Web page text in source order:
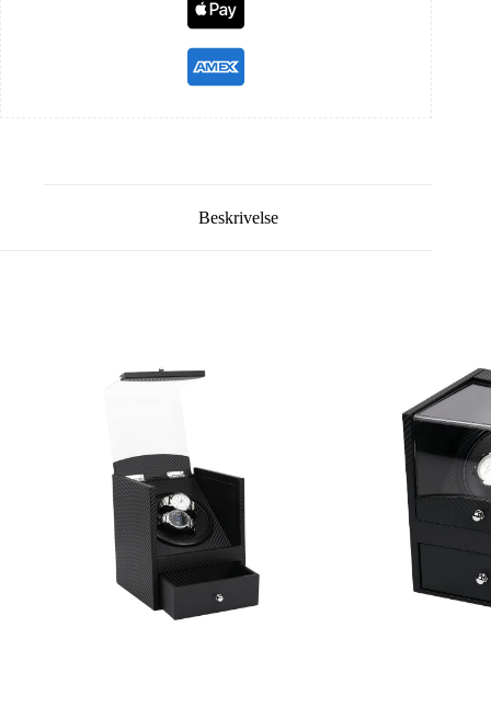
Beskrivelse